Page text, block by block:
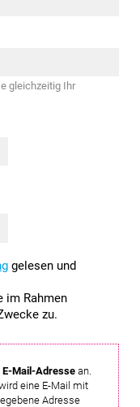
gleichzeitig Ihr
gelesen und
im Rahmen
zu.
E-Mail-Adressean.
eine E-Mail mit
Adresse